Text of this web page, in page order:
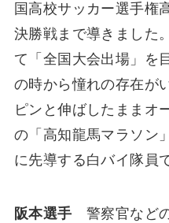
国高校サッカー選手権
決勝戦まで導きました
て「全国大会出場」を
の時から憧れの存在が
ピンと伸ばしたままオ
の「高知龍馬マラソン
に先導する白バイ隊員
阪本選手 警察官など